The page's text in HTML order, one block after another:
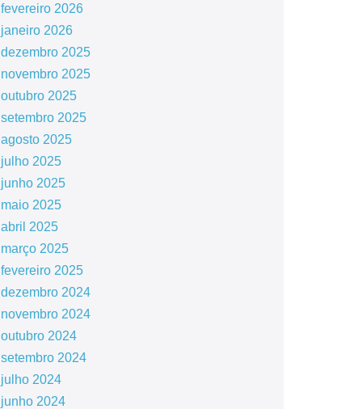
fevereiro 2026
janeiro 2026
dezembro 2025
novembro 2025
outubro 2025
setembro 2025
agosto 2025
julho 2025
junho 2025
maio 2025
abril 2025
março 2025
fevereiro 2025
dezembro 2024
novembro 2024
outubro 2024
setembro 2024
julho 2024
junho 2024